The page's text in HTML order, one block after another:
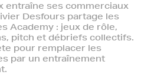
entraîne ses commerciaux
Desfours partage les
Academy : jeux de rôle,
pitch et débriefs collectifs.
pour remplacer les
par un entraînement